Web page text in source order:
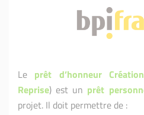
Le prêt d’honneur
Reprise) est un prêt
projet. Il doit permettre de :